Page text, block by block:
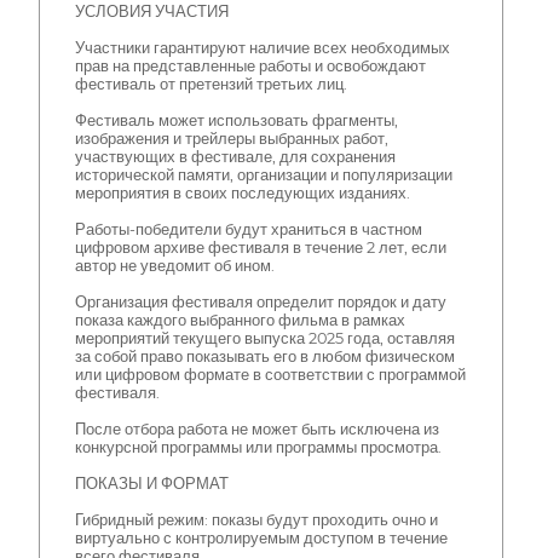
УСЛОВИЯ УЧАСТИЯ
Участники гарантируют наличие всех необходимых
прав на представленные работы и освобождают
фестиваль от претензий третьих лиц.
Фестиваль может использовать фрагменты,
изображения и трейлеры выбранных работ,
участвующих в фестивале, для сохранения
исторической памяти, организации и популяризации
мероприятия в своих последующих изданиях.
Работы-победители будут храниться в частном
цифровом архиве фестиваля в течение 2 лет, если
автор не уведомит об ином.
Организация фестиваля определит порядок и дату
показа каждого выбранного фильма в рамках
мероприятий текущего выпуска 2025 года, оставляя
за собой право показывать его в любом физическом
или цифровом формате в соответствии с программой
фестиваля.
После отбора работа не может быть исключена из
конкурсной программы или программы просмотра.
ПОКАЗЫ И ФОРМАТ
Гибридный режим: показы будут проходить очно и
виртуально с контролируемым доступом в течение